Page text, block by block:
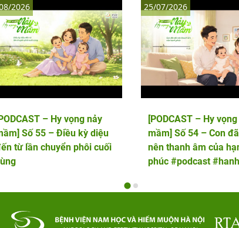
– Hy vọng nảy
Số 55 – Điều kỳ diệu
từ lần chuyển phôi cuối
2026
[PODCAST – Hy
mầm] Số 54 – Con
nên thanh âm của
phúc #podcast
25/07/2026